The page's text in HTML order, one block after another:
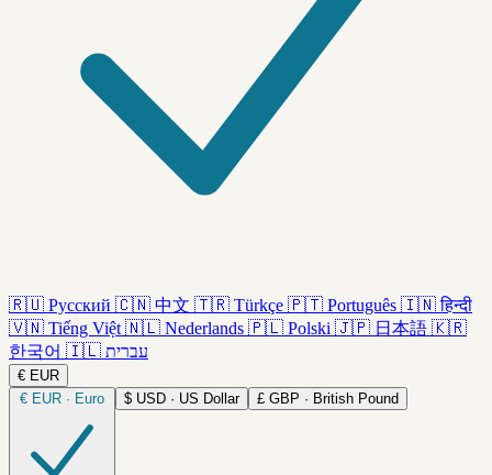
🇷🇺 Русский 🇨🇳 中文 🇹🇷 Türkçe 🇵🇹 Português 🇮🇳 हिन्दी
🇻🇳 Tiếng Việt 🇳🇱 Nederlands 🇵🇱 Polski 🇯🇵 日本語 🇰🇷
한국어 🇮🇱 עברית
€ EUR
€ EUR · Euro $ USD · US Dollar £ GBP · British Pound